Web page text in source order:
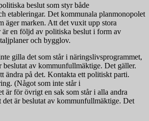
beslut som styr både
etableringar. Det kommunala planmonopolet
äger marken. Att det vuxit upp stora
är en följd av politiska beslut i form av
och bygglov.
gilla det som står i näringslivsprogrammet,
beslutat av kommunfullmäktige. Det gäller.
ändra på det. Kontakta ett politiskt parti.
(Något som inte står i
är för övrigt en sak som står i alla andra
det är beslutat av kommunfullmäktige. Det